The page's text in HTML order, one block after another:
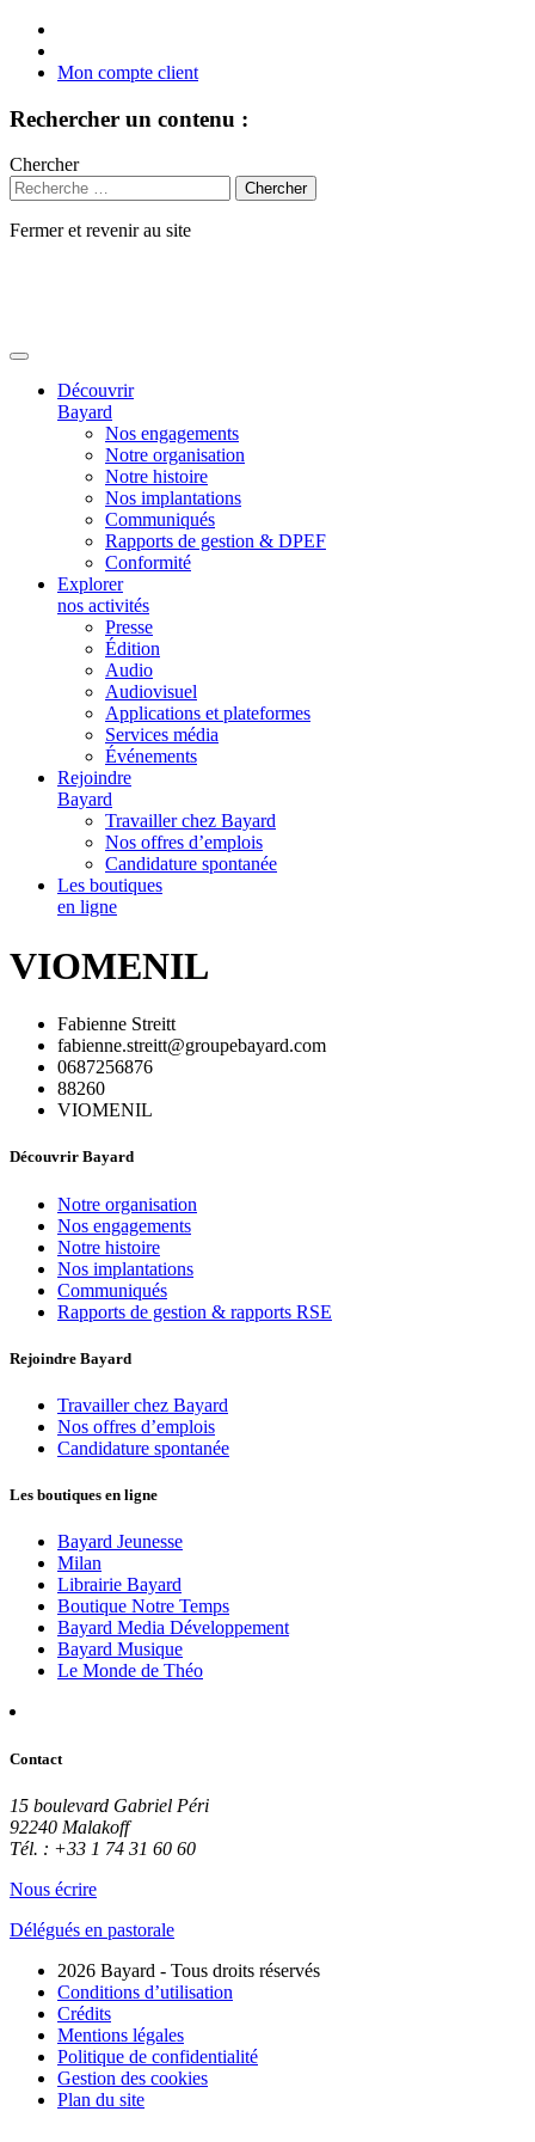
Mon compte client
Rechercher un contenu :
Chercher
Fermer et revenir au site
Découvrir
Bayard
Nos engagements
Notre organisation
Notre histoire
Nos implantations
Communiqués
Rapports de gestion & DPEF
Conformité
Explorer
nos activités
Presse
Édition
Audio
Audiovisuel
Applications et plateformes
Services média
Événements
Rejoindre
Bayard
Travailler chez Bayard
Nos offres d’emplois
Candidature spontanée
Les boutiques
en ligne
VIOMENIL
Fabienne Streitt
fabienne.streitt@groupebayard.com
0687256876
88260
VIOMENIL
Découvrir Bayard
Notre organisation
Nos engagements
Notre histoire
Nos implantations
Communiqués
Rapports de gestion & rapports RSE
Rejoindre Bayard
Travailler chez Bayard
Nos offres d’emplois
Candidature spontanée
Les boutiques en ligne
Bayard Jeunesse
Milan
Librairie Bayard
Boutique Notre Temps
Bayard Media Développement
Bayard Musique
Le Monde de Théo
Contact
15 boulevard Gabriel Péri
92240 Malakoff
Tél. : +33 1 74 31 60 60
Nous écrire
Délégués en pastorale
2026 Bayard - Tous droits réservés
Conditions d’utilisation
Crédits
Mentions légales
Politique de confidentialité
Gestion des cookies
Plan du site